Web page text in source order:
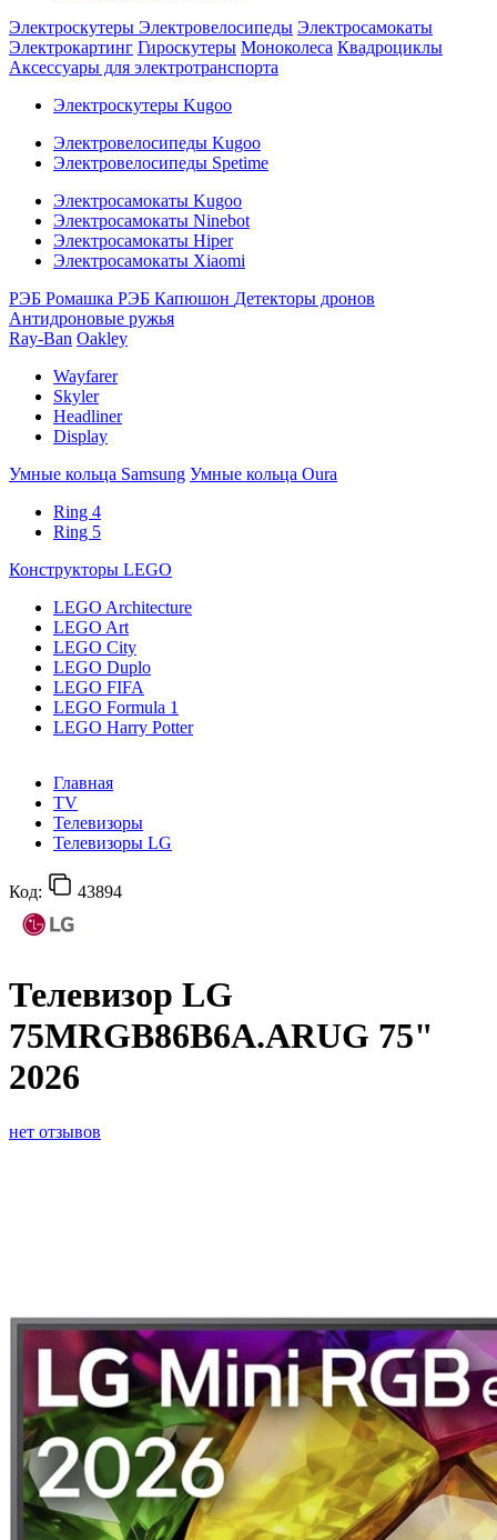
Электроскутеры Электровелосипеды Электросамокаты
Электрокартинг Гироскутеры Моноколеса Квадроциклы
Аксессуары для электротранспорта
Электроскутеры Kugoo
Электровелосипеды Kugoo
Электровелосипеды Spetime
Электросамокаты Kugoo
Электросамокаты Ninebot
Электросамокаты Hiper
Электросамокаты Xiaomi
РЭБ Ромашка РЭБ Капюшон Детекторы дронов
Антидроновые ружья
Ray-Ban Oakley
Wayfarer
Skyler
Headliner
Display
Умные кольца Samsung Умные кольца Oura
Ring 4
Ring 5
Конструкторы LEGO
LEGO Architecture
LEGO Art
LEGO City
LEGO Duplo
LEGO FIFA
LEGO Formula 1
LEGO Harry Potter
Главная
TV
Телевизоры
Телевизоры LG
Код: 43894
Телевизор LG
75MRGB86B6A.ARUG 75"
2026
нет отзывов